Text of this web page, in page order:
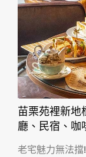
苗栗苑裡新地
廳、民宿、咖
老宅魅力無法